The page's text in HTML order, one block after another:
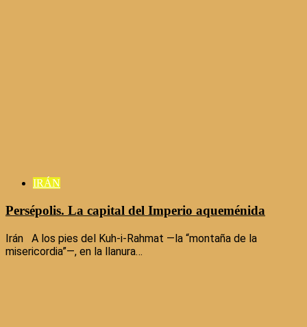
IRÁN
Persépolis. La capital del Imperio aqueménida
Irán A los pies del Kuh-i-Rahmat —la “montaña de la
misericordia”—, en la llanura…